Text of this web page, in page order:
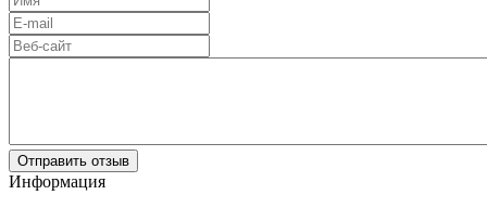
Отправить отзыв
Информация